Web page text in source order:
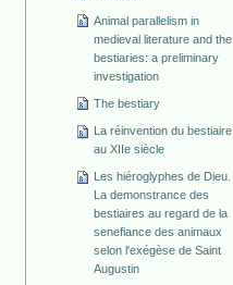
Animal parallelism in
medieval literature and the
bestiaries: a preliminary
investigation
The bestiary
La réinvention du bestiaire
au XIIe siècle
Les hiéroglyphes de Dieu.
La demonstrance des
bestiaires au regard de la
senefiance des animaux
selon l'exégèse de Saint
Augustin